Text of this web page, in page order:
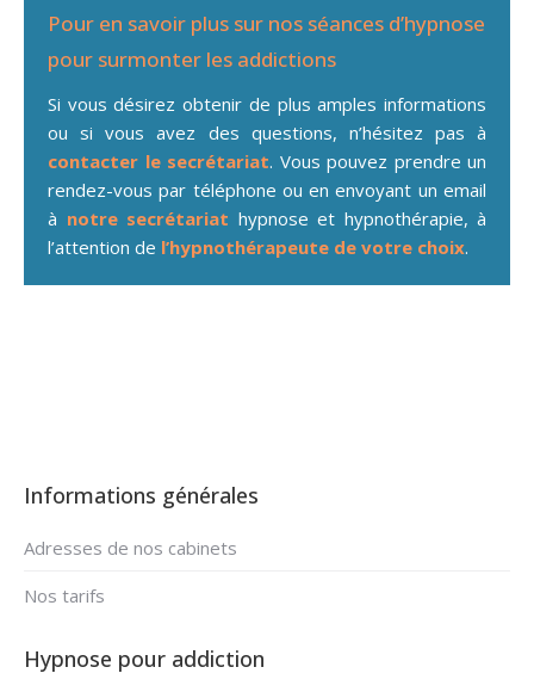
Pour en savoir plus sur nos séances d’hypnose
pour surmonter les addictions
Si vous désirez obtenir de plus amples informations
ou si vous avez des questions, n’hésitez pas à
contacter le secrétariat. Vous pouvez prendre un
rendez-vous par téléphone ou en envoyant un email
à notre secrétariat hypnose et hypnothérapie, à
l’attention de l’hypnothérapeute de votre choix.
Informations générales
Adresses de nos cabinets
Nos tarifs
Hypnose pour addiction